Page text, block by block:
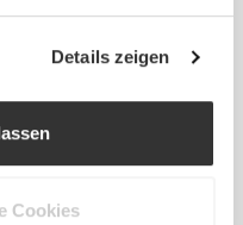
Details zeigen
Cookies
lässigen Look.
AUF D